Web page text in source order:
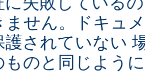
ません。ドキュ
護されていない
ものと同じよう